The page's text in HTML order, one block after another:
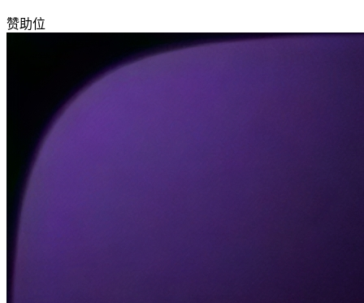
赞助位